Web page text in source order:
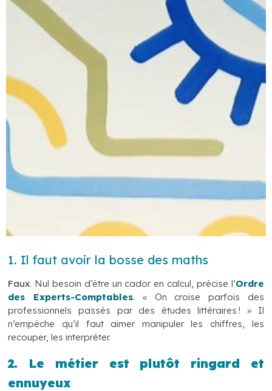
1. Il faut avoir la bosse des maths
Faux. Nul besoin d’être un cador en calcul, précise l’Ordre
des Experts-Comptables. « On croise parfois des
professionnels passés par des études littéraires ! » Il
n’empêche qu’il faut aimer manipuler les chiffres, les
recouper, les interpréter.
2. Le métier est plutôt ringard et
ennuyeux